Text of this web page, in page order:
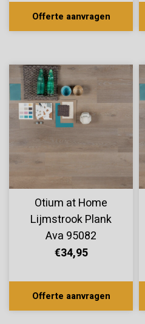
Offerte aanvragen
Otium at Home
Lijmstrook Plank
Ava 95082
€34,95
Offerte aanvragen